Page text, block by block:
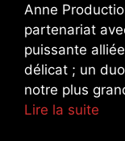
Anne
partenariat
puissante
délicat ; un
notre plus
Lire la suite